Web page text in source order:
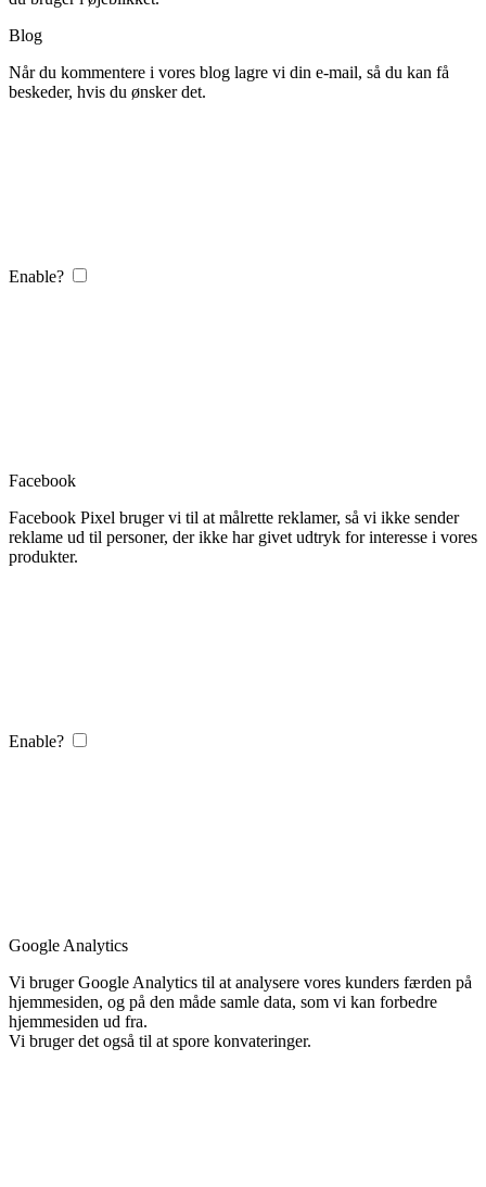
Blog
Når du kommentere i vores blog lagre vi din e-mail, så du kan få
beskeder, hvis du ønsker det.
Enable?
Facebook
Facebook Pixel bruger vi til at målrette reklamer, så vi ikke sender
reklame ud til personer, der ikke har givet udtryk for interesse i vores
produkter.
Enable?
Google Analytics
Vi bruger Google Analytics til at analysere vores kunders færden på
hjemmesiden, og på den måde samle data, som vi kan forbedre
hjemmesiden ud fra.
Vi bruger det også til at spore konvateringer.